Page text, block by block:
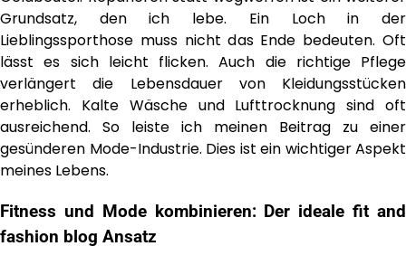
Grundsatz, den ich lebe. Ein Loch in der
Lieblingssporthose muss nicht das Ende bedeuten. Oft
lässt es sich leicht flicken. Auch die richtige Pflege
verlängert die Lebensdauer von Kleidungsstücken
erheblich. Kalte Wäsche und Lufttrocknung sind oft
ausreichend. So leiste ich meinen Beitrag zu einer
gesünderen Mode-Industrie. Dies ist ein wichtiger Aspekt
meines Lebens.
Fitness und Mode kombinieren: Der idealefit and
fashion blog Ansatz